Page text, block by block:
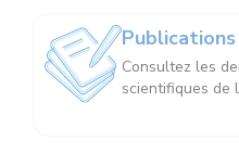
Publications
Consultez les
scientifiques de